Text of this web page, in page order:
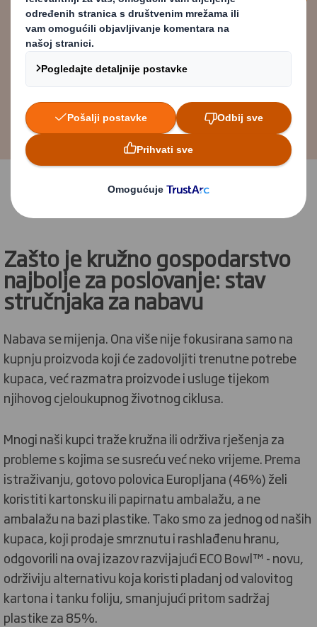
Marc Chiron
Sales, Marketing & Innovation
Director at DS Smith Packaging
Zašto je kružno gospodarstvo
najbolje za poslovanje: stav
stručnjaka za nabavu
Nabava se mijenja. Ona više nije fokusirana samo na
kupnju proizvoda koji će zadovoljiti trenutne potrebe
kupaca, već razmatra proizvode i usluge tijekom
njihovog cjeloukupnog životnog ciklusa.
Mnogi naši kupci traže kružna ili održiva rješenja za
probleme s kojima se susreću već neko vrijeme. Prema
istraživanju, gotovo polovica Europljana (46%) želi
koristiti kartonsku ili papirnatu ambalažu, a ne
ambalažu na bazi plastike. Tako smo za jednog od naših
kupaca, koji prodaje smrznutu i rashlađenu hranu,
odgovorili na ovaj izazov razvijajući ECO Bowl™ - novu,
održiviju alternativu koja koristi pladanj od valovitog
kartona i tanku foliju, smanjujući pritom sadržaj
plastike za 85%.